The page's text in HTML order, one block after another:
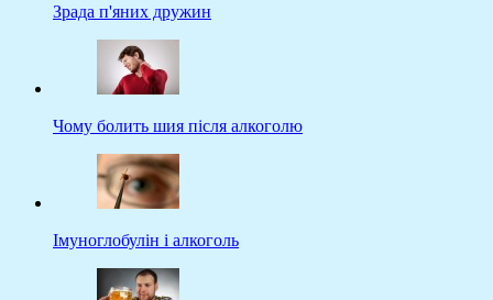
Зрада п'яних дружин
Чому болить шия після алкоголю
Імуноглобулін і алкоголь